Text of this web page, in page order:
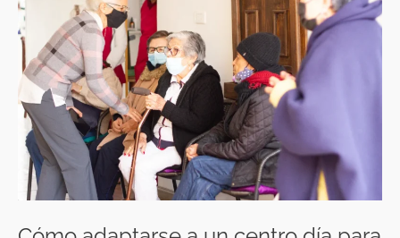
a
un
centro
día
para
adultos
mayores